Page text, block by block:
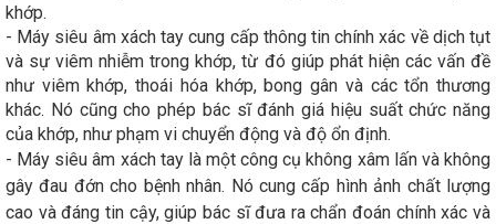
khớp.
- Máy siêu âm xách tay cung cấp thông tin chính xác về dịch tụt
và sự viêm nhiễm trong khớp, từ đó giúp phát hiện các vấn đề
như viêm khớp, thoái hóa khớp, bong gân và các tổn thương
khác. Nó cũng cho phép bác sĩ đánh giá hiệu suất chức năng
của khớp, như phạm vi chuyển động và độ ổn định.
- Máy siêu âm xách tay là một công cụ không xâm lấn và không
gây đau đớn cho bệnh nhân. Nó cung cấp hình ảnh chất lượng
cao và đáng tin cậy, giúp bác sĩ đưa ra chẩn đoán chính xác và